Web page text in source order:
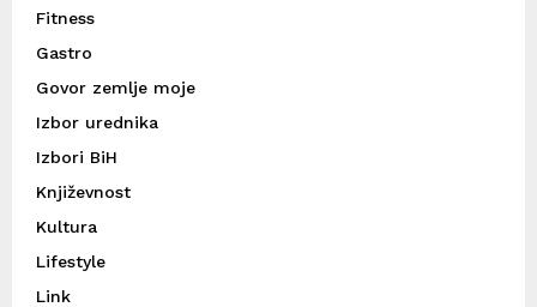
Fitness
Gastro
Govor zemlje moje
Izbor urednika
Izbori BiH
Književnost
Kultura
Lifestyle
Link